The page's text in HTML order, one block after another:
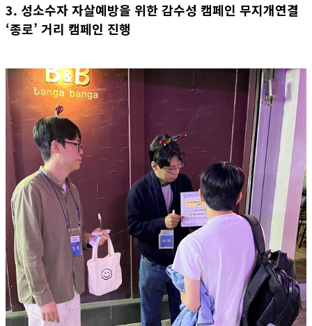
3. 성소수자 자살예방을 위한 감수성 캠페인 무지개연결
‘종로’ 거리 캠페인 진행